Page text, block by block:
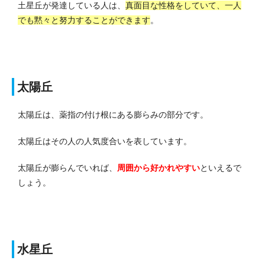
土星丘が発達している人は、 真面目な性格をしていて、一人
でも黙々と努力することができます。
太陽丘
太陽丘は、薬指の付け根にある膨らみの部分です。
太陽丘はその人の人気度合いを表しています。
太陽丘が膨らんでいれば、 周囲から好かれやすいといえるで
しょう。
水星丘